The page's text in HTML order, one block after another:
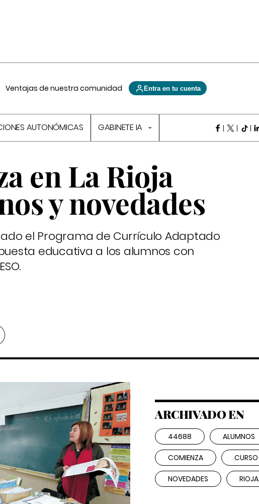
Ventajas de nuestra comunidad Entra en tu cuenta
AUTONÓMICAS GABINETE IA
en La Rioja
y novedades
el Programa de Currículo Adaptado
educativa a los alumnos con
ARCHIVADO EN
44688 ALUMNOS
COMIENZA CURSO
NOVEDADES RIOJA